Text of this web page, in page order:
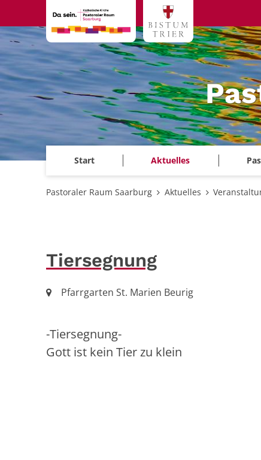
Zum Inhalt springen
Start Aktuelles
Pastoraler Raum Saarburg Aktuelles
Tiersegnung
Ort:Pfarrgarten St. Marien Beurig
-Tiersegnung-
Gott ist kein Tier zu klein